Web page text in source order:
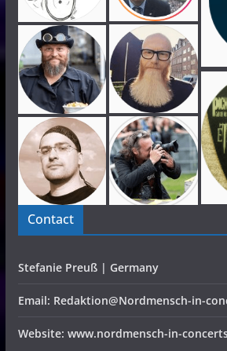
Contact
Stefanie Preuß | Germany
Email: Redaktion@Nordmensch-in-
Website: www.nordmensch-in-